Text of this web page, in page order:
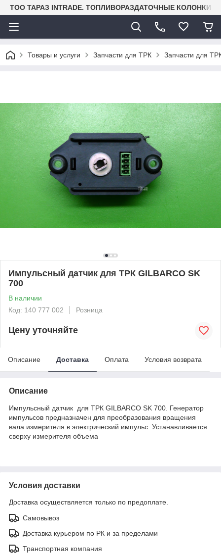
TOO ТАРАЗ INTRADE. ТОПЛИВОРАЗДАТОЧНЫЕ КОЛОНКИ
Товары и услуги Запчасти для ТРК Запчасти для
Импульсный датчик для ТРК GILBARCO SK
700
В наличии
Код: 140 777 002
Розница
Цену уточняйте
Описание Доставка Оплата Условия возврата
Описание
Импульсный датчик для ТРК GILBARCO SK 700. Генератор
импульсов предназначен для преобразования вращения
вала измерителя в электрический импульс. Устанавливается
сверху измерителя объема
Условия доставки
Доставка осуществляется только по предоплате.
Самовывоз
Доставка курьером по РК и за пределами
Транспортная компания